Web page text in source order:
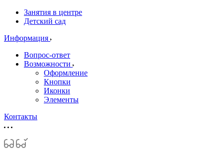
Занятия в центре
Детский сад
Информация
Вопрос-ответ
Возможности
Оформление
Кнопки
Иконки
Элементы
Контакты